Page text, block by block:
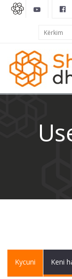
Kycuni (activeKeni